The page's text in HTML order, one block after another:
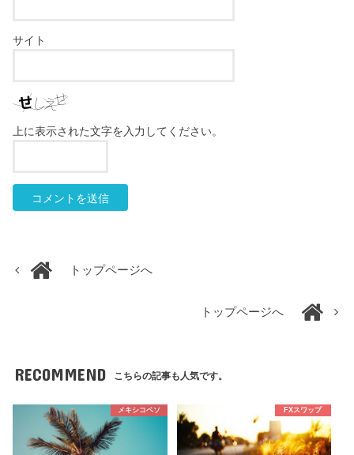
サイト
上に表示された文字を入力してください。
トップページへ
トップページへ
RECOMMEND こちらの記事も人気です。
メキシコペソ FXスワップ